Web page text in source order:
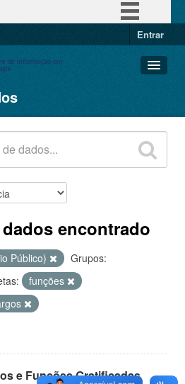
Entrar
encontrado
Público)
Grupos:
funções
e Funções Gratificadas